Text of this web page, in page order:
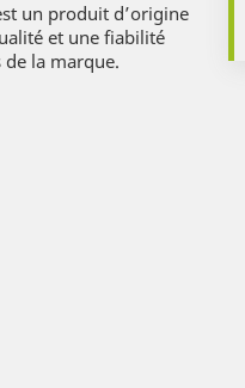
un produit d’origine
et une fiabilité
la marque.